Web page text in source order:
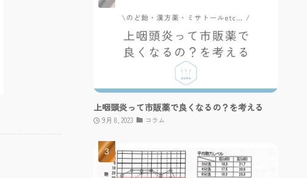
上咽頭炎って市販薬で良くなるの？を考える
9月 8, 2023 コラム